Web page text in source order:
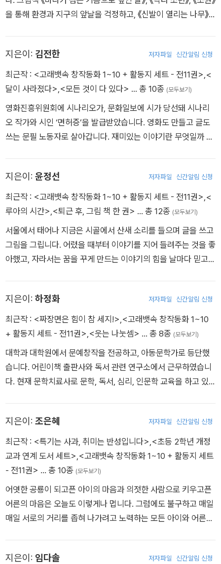
을 통해 환경과 지구의 앞날을 걱정하고, 《신발이 열리는 나무》,
입니다》, 《푸른 비단옷을 입은 책: 외규장각 어람용 의궤》, 《커다
란 집》을 통해 역사와 우리 사회에도 깊은 관심을 가지고 열심히
글을 쓰며 즐겁게 지내고 있습니다.
지은이: 김전한 저자파일 신간알림 신청
최근작 : <고래뱃속 창작동화 1~10 + 활동지 세트 - 전11권> <
달이 사라졌다> <모든 것이 다 있다> … 총 10종 (모두보기)
영화진흥위원회에 시나리오가, 문화일보에 시가 당선돼 시나리
오 작가와 시인 ‘면허증’을 발급받았습니다. 영화도 만들고 글도
쓰는 문필 노동자로 살아갑니다. 재미있는 이야기란 무엇일까 궁
있습니다. 지은 책으로는 『모든 것이 다 있다』가 있습니다.
지은이: 윤정선 저자파일 신간알림 신청
최근작 : <고래뱃속 창작동화 1~10 + 활동지 세트 - 전11권> <
루아의 시간> <퇴근 후, 그림 책 한 권> … 총 12종 (모두보기)
서울에서 태어나 지금은 시골에서 산새 소리를 들으며 글을 쓰고
그림을 그립니다. 어렸을 때부터 이야기를 지어 들려주는 것을 좋
아했고, 자라서는 꿈을 꾸게 만드는 이야기의 힘을 날마다 믿고
미니즘』, 『퇴근 후, 그림책 한 권』 등이 있습니다.
지은이: 하정화 저자파일 신간알림 신청
최근작 : <짜장면은 힘이 참 세지!> <고래뱃속 창작동화 1~10
+ 활동지 세트 - 전11권> <웃는 나눗셈> … 총 8종 (모두보기)
대학과 대학원에서 문예창작을 전공하고, 아동문학가로 등단했
습니다. 어린이책 출판사와 독서 관련 연구소에서 근무하였습니
다. 현재 문학치료사로 문학, 독서, 심리, 인문학 교육을 하고 있
셈》, 《짜장면은 힘이 참 세지!》 등이 있습니다.
지은이: 조은혜 저자파일 신간알림 신청
최근작 : <특기는 사과, 취미는 반성입니다> <초등 2학년 개정
교과 연계 도서 세트> <고래뱃속 창작동화 1~10 + 활동지 세트
- 전11권> … 총 10종 (모두보기)
어엿한 공룡이 되고픈 아이의 마음과 의젓한 사람으로 키우고픈
어른의 마음은 오늘도 이렇게나 멉니다. 그럼에도 불구하고 매일
매일 서로의 거리를 좁혀 나가려고 노력하는 모든 아이와 어른에
지은이: 임다솔 저자파일 신간알림 신청